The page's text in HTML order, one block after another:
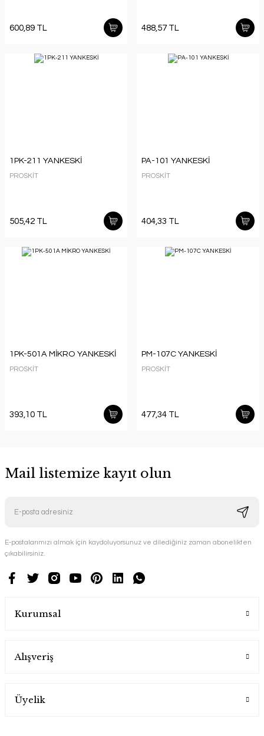
600,89 TL 488,57 TL
1PK-211 YANKESKİ
PROSKİT
505,42 TL
PA-101 YANKESKİ
PROSKİT
404,33 TL
1PK-501A MİKRO YANKESKİ
PROSKİT
393,10 TL
PM-107C YANKESKİ
PROSKİT
477,34 TL
Mail listemize kayıt olun
E-postalarımızı almak için kaydoluyorsunuz ve dilediğiniz zaman abonelikten
çıkabilirsiniz.
Kurumsal
Alışveriş
Üyelik